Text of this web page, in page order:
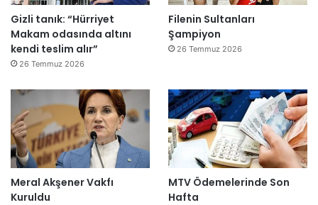
Gizli tanık: “Hürriyet
Makam odasında altını
kendi teslim alır”
26 Temmuz 2026
Filenin Sultanları
Şampiyon
26 Temmuz 2026
Meral Akşener Vakfı
Kuruldu
MTV Ödemelerinde Son
Hafta